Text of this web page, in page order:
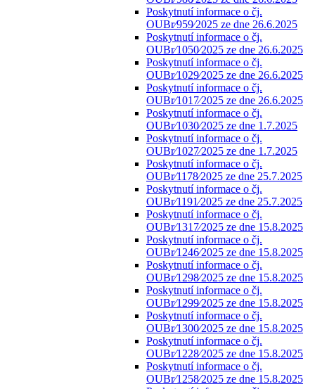
Poskytnutí informace o čj.
OUBr⁄959⁄2025 ze dne 26.6.2025
Poskytnutí informace o čj.
OUBr⁄1050⁄2025 ze dne 26.6.2025
Poskytnutí informace o čj.
OUBr⁄1029⁄2025 ze dne 26.6.2025
Poskytnutí informace o čj.
OUBr⁄1017⁄2025 ze dne 26.6.2025
Poskytnutí informace o čj.
OUBr⁄1030⁄2025 ze dne 1.7.2025
Poskytnutí informace o čj.
OUBr⁄1027⁄2025 ze dne 1.7.2025
Poskytnutí informace o čj.
OUBr⁄1178⁄2025 ze dne 25.7.2025
Poskytnutí informace o čj.
OUBr⁄1191⁄2025 ze dne 25.7.2025
Poskytnutí informace o čj.
OUBr⁄1317⁄2025 ze dne 15.8.2025
Poskytnutí informace o čj.
OUBr⁄1246⁄2025 ze dne 15.8.2025
Poskytnutí informace o čj.
OUBr⁄1298⁄2025 ze dne 15.8.2025
Poskytnutí informace o čj.
OUBr⁄1299⁄2025 ze dne 15.8.2025
Poskytnutí informace o čj.
OUBr⁄1300⁄2025 ze dne 15.8.2025
Poskytnutí informace o čj.
OUBr⁄1228⁄2025 ze dne 15.8.2025
Poskytnutí informace o čj.
OUBr⁄1258⁄2025 ze dne 15.8.2025